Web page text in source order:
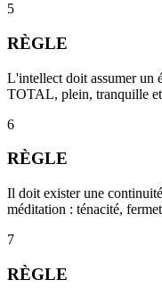
5
RÈGLE
L'intellect doit assumer un
TOTAL, plein, tranquille
6
RÈGLE
Il doit exister une
méditation : ténacité,
7
RÈGLE